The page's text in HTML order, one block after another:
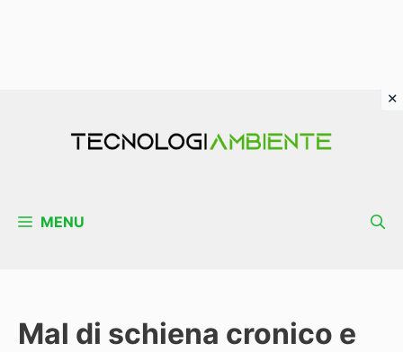
MENU
Mal di schiena cronico e